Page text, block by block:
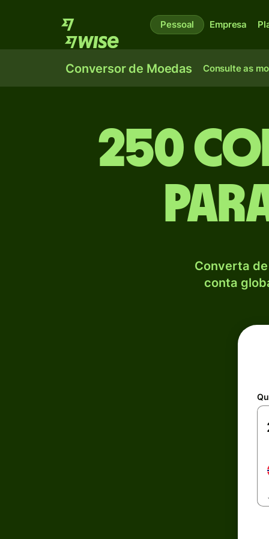
Pessoal Empresa
Conversor de Moedas Consulte as
250
Converta
conta